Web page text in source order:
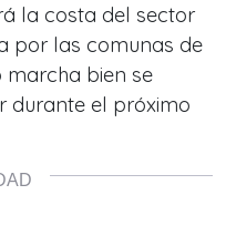
la costa del sector
por las comunas de
marcha bien se
durante el próximo